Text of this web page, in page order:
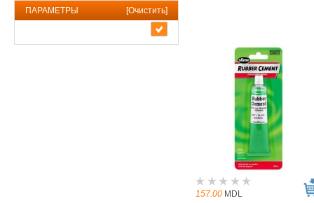
ПАРАМЕТРЫ [Очистить]
157.00 MDL